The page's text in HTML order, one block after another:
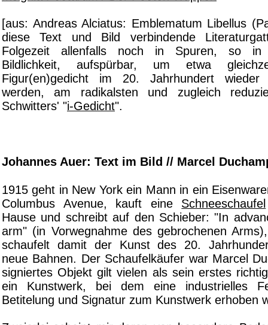
[aus: Andreas Alciatus: Emblematum Libellus
diese Text und Bild verbindende
Folgezeit allenfalls noch in Spuren, so in
Bildlichkeit, aufspürbar, um etwa
Figur(en)gedicht im 20. Jahrhundert wieder
werden, am radikalsten und zugleich
Schwitters' "i-Gedicht".
Johannes Auer: Text im Bild // Marcel
1915 geht in New York ein Mann in ein
Columbus Avenue, kauft eine Schneeschaufel
Hause und schreibt auf den Schieber: "In
arm" (in Vorwegnahme des gebrochenen
schaufelt damit der Kunst des 20.
neue Bahnen. Der Schaufelkäufer war Marcel
signiertes Objekt gilt vielen als sein erstes
ein Kunstwerk, bei dem eine industrielles
Betitelung und Signatur zum Kunstwerk erhoben